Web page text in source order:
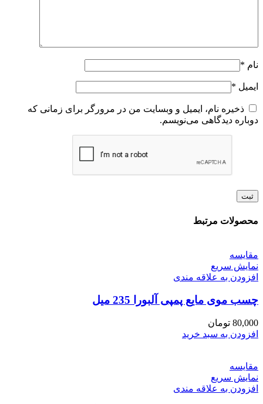
نام *
ایمیل *
ذخیره نام، ایمیل و وبسایت من در مرورگر برای زمانی که
دوباره دیدگاهی می‌نویسم.
محصولات مرتبط
مقايسه
نمایش سریع
افزودن به علاقه مندی
چسب موی مایع پمپی آلبورا 235 میل
80,000 تومان
افزودن به سبد خرید
مقايسه
نمایش سریع
افزودن به علاقه مندی